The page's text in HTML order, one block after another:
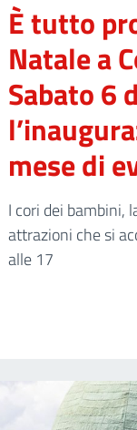
È tutto
Natale a
Sabato 6
mese di
I cori dei bambini,
attrazioni che si
alle 17